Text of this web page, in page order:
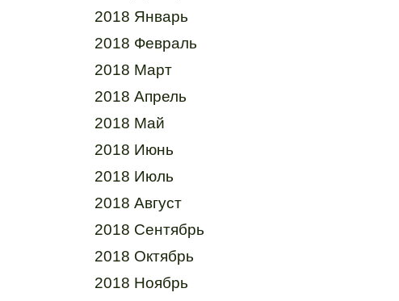
2018 Январь
2018 Февраль
2018 Март
2018 Апрель
2018 Май
2018 Июнь
2018 Июль
2018 Август
2018 Сентябрь
2018 Октябрь
2018 Ноябрь